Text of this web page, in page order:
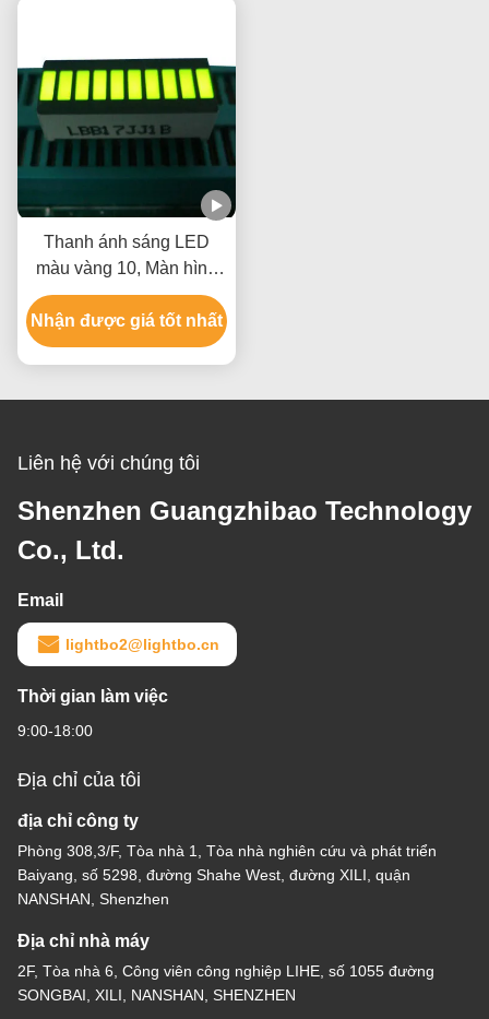
Thanh ánh sáng LED
màu vàng 10, Màn hình
Led 10 phân đoạn lớn
25,4 x 10,1 x 7,9mm
Nhận được giá tốt nhất
Liên hệ với chúng tôi
Shenzhen Guangzhibao Technology
Co., Ltd.
Email
lightbo2@lightbo.cn
Thời gian làm việc
9:00-18:00
Địa chỉ của tôi
địa chỉ công ty
Phòng 308,3/F, Tòa nhà 1, Tòa nhà nghiên cứu và phát triển
Baiyang, số 5298, đường Shahe West, đường XILI, quận
NANSHAN, Shenzhen
Địa chỉ nhà máy
2F, Tòa nhà 6, Công viên công nghiệp LIHE, số 1055 đường
SONGBAI, XILI, NANSHAN, SHENZHEN